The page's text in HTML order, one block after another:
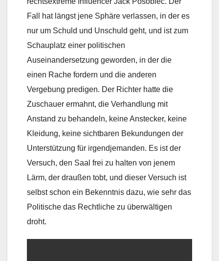
Fall hat längst jene Sphäre verlassen, in der es
nur um Schuld und Unschuld geht, und ist zum
Schauplatz einer politischen
Auseinandersetzung geworden, in der die
einen Rache fordern und die anderen
Vergebung predigen. Der Richter hatte die
Zuschauer ermahnt, die Verhandlung mit
Anstand zu behandeln, keine Anstecker, keine
Kleidung, keine sichtbaren Bekundungen der
Unterstützung für irgendjemanden. Es ist der
Versuch, den Saal frei zu halten von jenem
Lärm, der draußen tobt, und dieser Versuch ist
selbst schon ein Bekenntnis dazu, wie sehr das
Politische das Rechtliche zu überwältigen
droht.